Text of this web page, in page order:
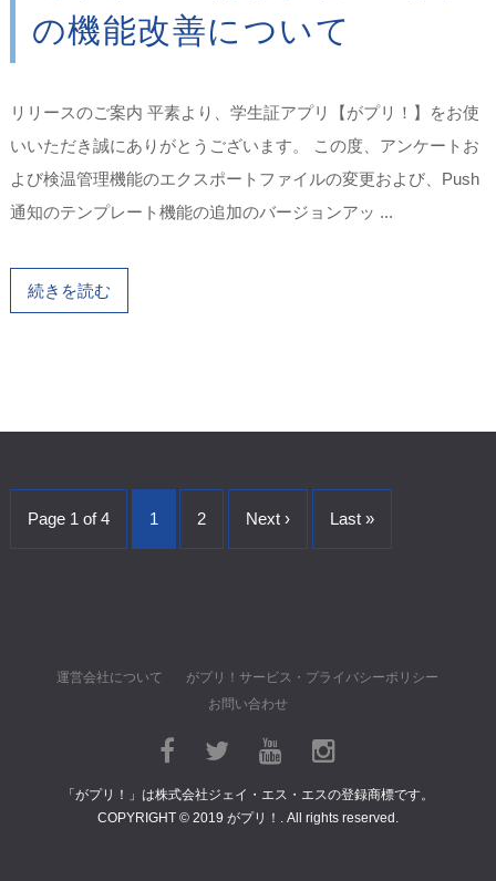
の機能改善について
リリースのご案内 平素より、学生証アプリ【がプリ！】をお使
いいただき誠にありがとうございます。 この度、アンケートお
よび検温管理機能のエクスポートファイルの変更および、Push
通知のテンプレート機能の追加のバージョンアッ ...
続きを読む
Page 1 of 4 1 2 Next › Last »
運営会社について
がプリ！サービス・プライバシーポリシー
お問い合わせ
「がプリ！」は株式会社ジェイ・エス・エスの登録商標です。
COPYRIGHT © 2019 がプリ！. All rights reserved.